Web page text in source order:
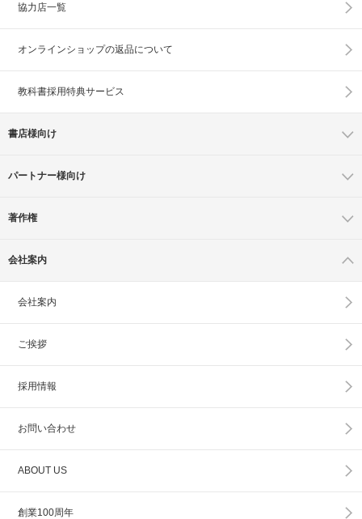
協力店一覧
オンラインショップの返品について
教科書採用特典サービス
書店様向け
パートナー様向け
著作権
会社案内
会社案内
ご挨拶
採用情報
お問い合わせ
ABOUT US
創業100周年